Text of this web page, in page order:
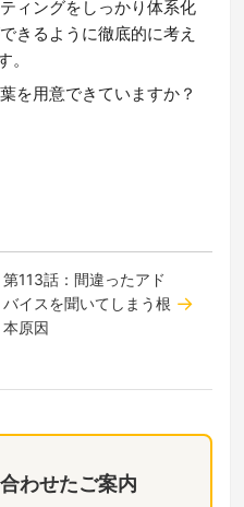
ィングをしっかり体系化
きるように徹底的に考え
。
を用意できていますか？
わせたご案内
第113話：間違ったアド
バイスを聞いてしまう根
本原因